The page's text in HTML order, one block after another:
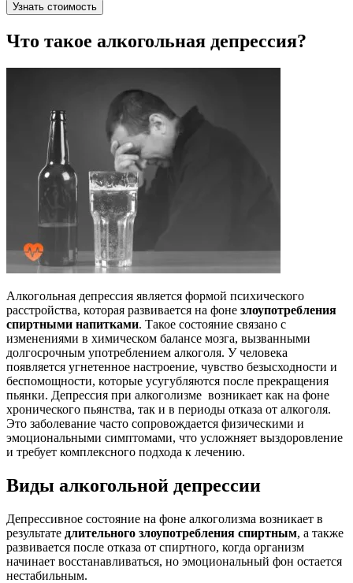
Узнать стоимость
Что такое алкогольная депрессия?
Алкогольная депрессия является формой психического
расстройства, которая развивается на фоне злоупотребления
спиртными напитками. Такое состояние связано с
изменениями в химическом балансе мозга, вызванными
долгосрочным употреблением алкоголя. У человека
появляется угнетенное настроение, чувство безысходности и
беспомощности, которые усугубляются после прекращения
пьянки. Депрессия при алкоголизме возникает как на фоне
хронического пьянства, так и в периоды отказа от алкоголя.
Это заболевание часто сопровождается физическими и
эмоциональными симптомами, что усложняет выздоровление
и требует комплексного подхода к лечению.
Виды алкогольной депрессии
Депрессивное состояние на фоне алкоголизма возникает в
результате длительного злоупотребления спиртным, а также
развивается после отказа от спиртного, когда организм
начинает восстанавливаться, но эмоциональный фон остается
нестабильным.